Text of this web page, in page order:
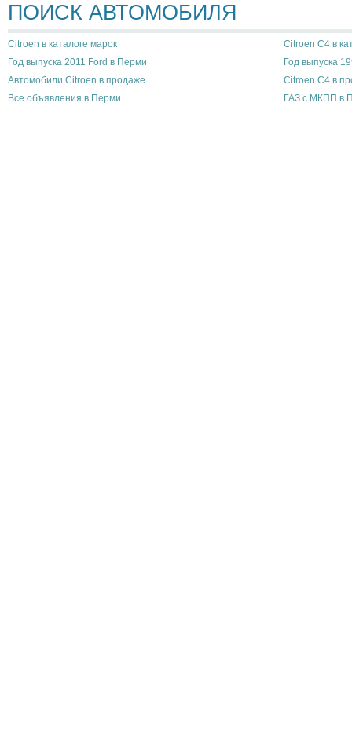
ПОИСК АВТОМОБИЛЯ
Citroen в каталоге марок
Citroen C4 в
Год выпуска 2011 Ford в Перми
Год выпуска
Автомобили Citroen в продаже
Citroen C4 в
Все объявления в Перми
ГАЗ с МКПП в